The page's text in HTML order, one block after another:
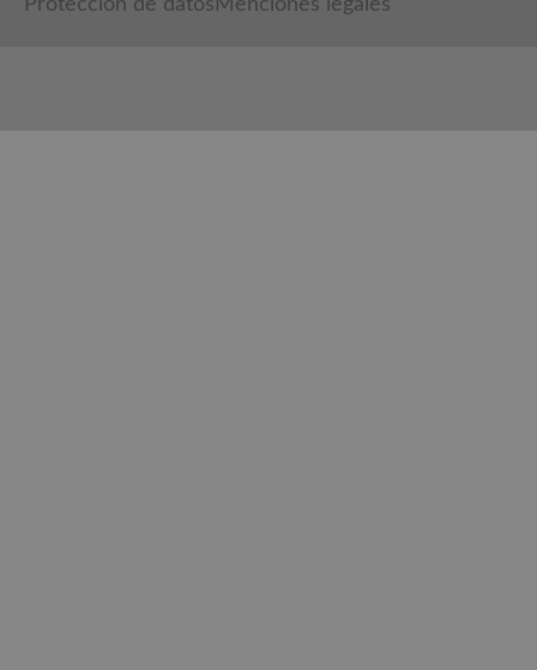
Protección de datos Menciones legales